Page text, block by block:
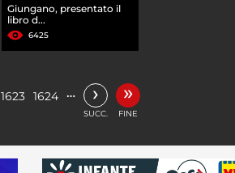
Giungano, presentato il
libro d...
6425
1623 1624 … ›
SUCC.
»
FINE